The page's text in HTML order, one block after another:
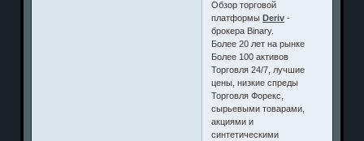
Обзор торговой
платформыDeriv -
брокера Binary.
Более 20 лет на рынке
Более 100 активов
Торговля 24/7, лучшие
цены, низкие спреды
Торговля Форекс,
сырьевыми товарами,
акциями и
синтетическими